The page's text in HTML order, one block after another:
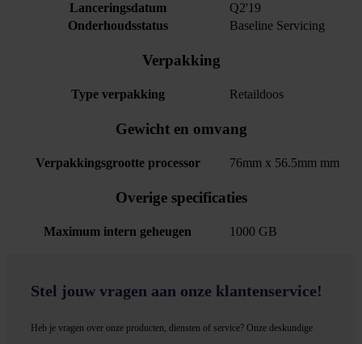
Lanceringsdatum
Q2'19
Onderhoudsstatus
Baseline Servicing
Verpakking
Type verpakking Retaildoos
Gewicht en omvang
Verpakkingsgrootte processor 76mm x 56.5mm mm
Overige specificaties
Maximum intern geheugen 1000 GB
Stel jouw vragen aan onze klantenservice!
Heb je vragen over onze producten, diensten of service? Onze deskundige